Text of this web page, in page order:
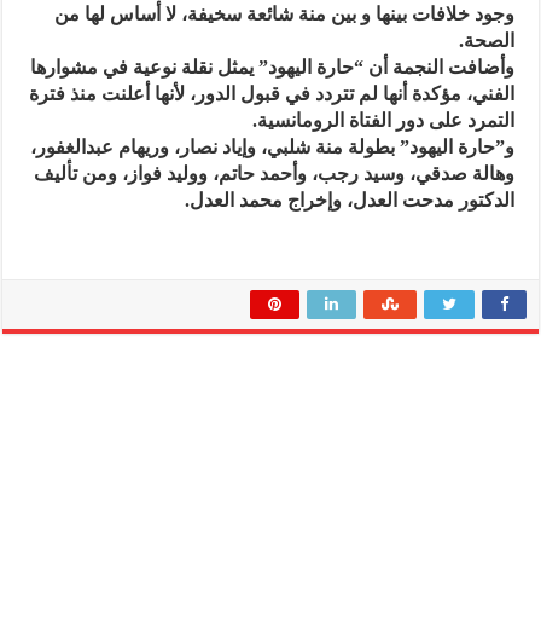
وجود خلافات بينها و بين منة شائعة سخيفة، لا أساس لها من
الصحة.
وأضافت النجمة أن “حارة اليهود” يمثل نقلة نوعية في مشوارها
الفني، مؤكدة أنها لم تتردد في قبول الدور، لأنها أعلنت منذ فترة
التمرد على دور الفتاة الرومانسية.
و”حارة اليهود” بطولة منة شلبي، وإياد نصار، وريهام عبدالغفور،
وهالة صدقي، وسيد رجب، وأحمد حاتم، ووليد فواز، ومن تأليف
الدكتور مدحت العدل، وإخراج محمد العدل.